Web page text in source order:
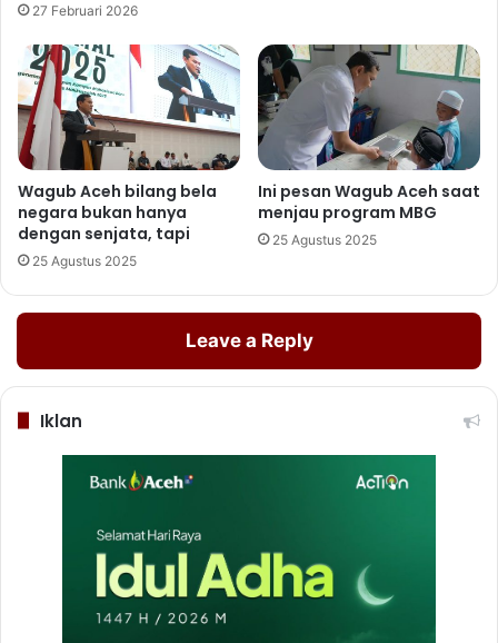
27 Februari 2026
Wagub Aceh bilang bela
negara bukan hanya
dengan senjata, tapi
25 Agustus 2025
Ini pesan Wagub Aceh saat
menjau program MBG
25 Agustus 2025
Leave a Reply
Iklan